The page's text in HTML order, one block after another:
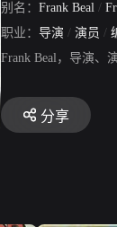
别名： Frank Beal /
职业： 导演 / 演员 /
Frank Beal，导演、
分享